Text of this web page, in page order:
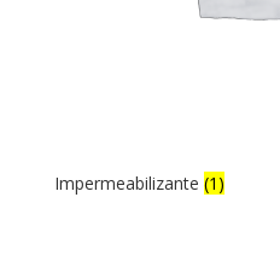
Impermeabilizante (1)